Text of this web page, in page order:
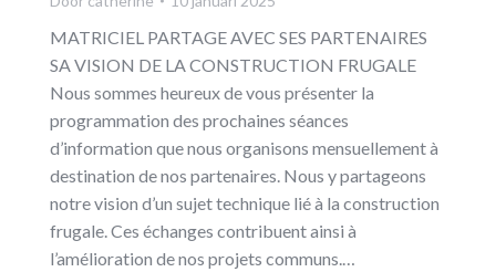
MATRICIEL PARTAGE AVEC SES PARTENAIRES
SA VISION DE LA CONSTRUCTION FRUGALE
Nous sommes heureux de vous présenter la
programmation des prochaines séances
d’information que nous organisons mensuellement à
destination de nos partenaires. Nous y partageons
notre vision d’un sujet technique lié à la construction
frugale. Ces échanges contribuent ainsi à
l’amélioration de nos projets communs.…